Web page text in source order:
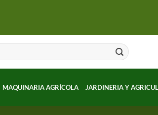
MAQUINARIA AGRÍCOLA JARDINERIA Y